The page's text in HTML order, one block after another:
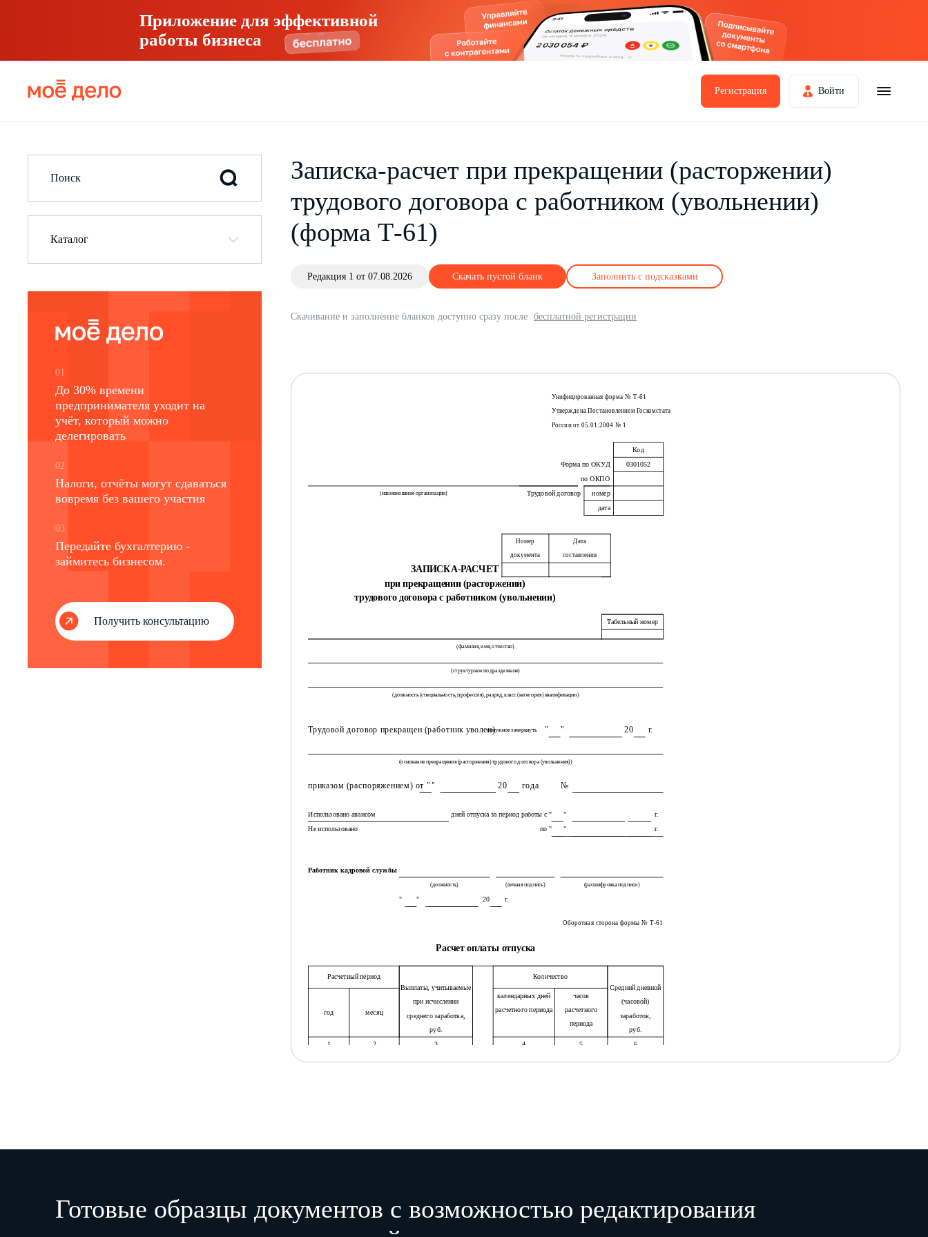
Приложение для эффективной
работы бизнеса
Регистрация Войти
Каталог
01
До 30% времени
предпринимателя уходит на
учёт, который можно
делегировать
02
Налоги, отчёты могут сдаваться
вовремя без вашего участия
03
Передайте бухгалтерию -
займитесь бизнесом.
Получить консультацию
Записка-расчет при прекращении (расторжении)
трудового договора с работником (увольнении)
(форма Т-61)
Редакция 1 от 07.08.2026 Скачать пустой бланк Заполнить с подсказками
Скачивание и заполнение бланков доступно сразу после бесплатной регистрации
Унифицированная форма № Т-61
Утверждена Постановлением Госкомстата
России от 05.01.2004 № 1
Код
Форма по ОКУД
0301052
по ОКПО
(наименование организации) Трудовой договор
номер
дата
Номер
документа
Дата
составления
ЗАПИСКА-РАСЧЕТ
при прекращении (расторжении)
трудового договора с работником (увольнении)
Табельный номер
(фамилия, имя, отчество)
(структурное подразделение)
(должность (специальность, профессия), разряд, класс (категория) квалификации)
Трудовой договор прекращен (работник уволен)ненужное зачеркнуть " " 20 г.
(основание прекращения (расторжения) трудового договора (увольнения))
приказом (распоряжением) от "" 20 года №
Использовано авансом дней отпуска за период работы с " "
г.
Не использовано
по " " г.
Работник кадровой службы
(должность) (личная подпись) (расшифровка подписи)
" " 20 г.
Оборотная сторона формы № Т-61
Расчет оплаты отпуска
Расчетный период
Выплаты, учитываемые
при исчислении
среднего заработка,
руб.
Количество
Средний дневной
(часовой)
заработок,
руб.
год месяц
календарных дней
расчетного периода
часов
расчетного
периода
1 2 3 4 5 6
руб.
Готовые образцы документов с возможностью редактирования